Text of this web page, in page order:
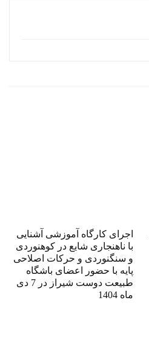
اجرای کارگاه آموزشی آشنایی
با ناهنجاری شایع در کوهنوردی
و سنگنوردی و حرکات اصلاحی
پایه با حضور اعضای باشگاه
طبیعت دوست شیراز در 7 دی
ماه 1404